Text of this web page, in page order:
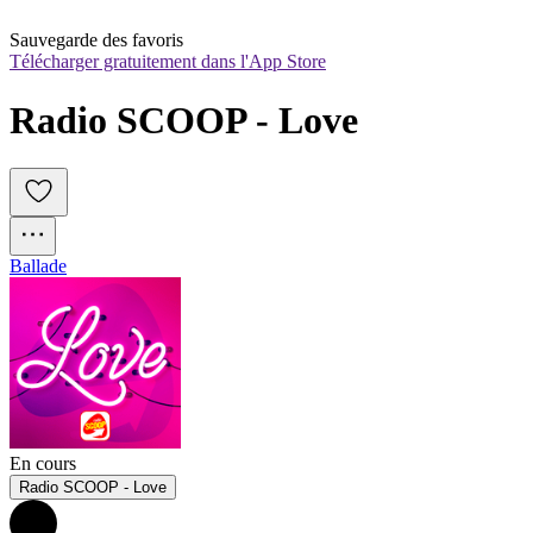
Sauvegarde des favoris
Télécharger gratuitement dans l'App Store
Radio SCOOP - Love
Ballade
En cours
Radio SCOOP - Love